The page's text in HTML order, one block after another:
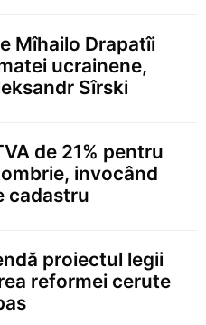
Mîhailo Drapatîi
ucrainene,
Sîrski
de 21% pentru
invocând
cadastru
proiectul legii
reformei cerute